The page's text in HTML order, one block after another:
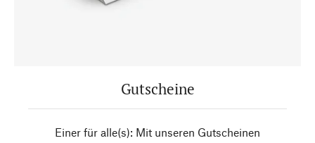
Gutscheine
Einer für alle(s): Mit unseren Gutscheinen